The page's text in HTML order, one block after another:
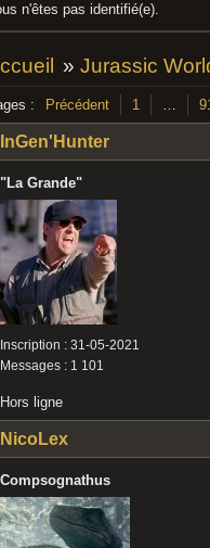
n'êtes pas identifié(e).
» Jurassic
: Précédent 1 …
InGen'Hunter
"La Grande"
Inscription : 31-05-2021
Messages : 1 101
Hors ligne
NicoLex
Compsognathus